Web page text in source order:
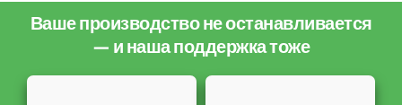
Ваше производство не останавливается
— и наша поддержка тоже